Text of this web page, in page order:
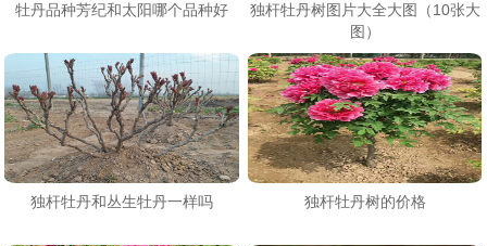
牡丹品种芳纪和太阳哪个品种好
独杆牡丹树图片大全大图（10张大
图）
独杆牡丹和丛生牡丹一样吗 独杆牡丹树的价格